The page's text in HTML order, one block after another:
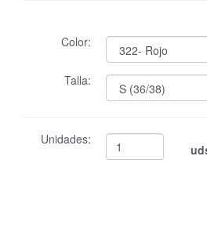
Color:
Talla:
Unidades: